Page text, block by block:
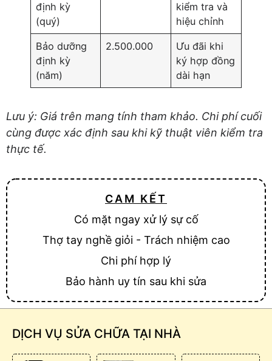
định kỳ
(quý)
kiểm tra và
hiệu chỉnh
Bảo dưỡng
định kỳ
(năm)
2.500.000
Ưu đãi khi
ký hợp đồng
dài hạn
Lưu ý: Giá trên mang tính tham khảo. Chi phí cuối
cùng được xác định sau khi kỹ thuật viên kiểm tra
thực tế.
CAM KẾT
Có mặt ngay xử lý sự cố
Thợ tay nghề giỏi - Trách nhiệm cao
Chi phí hợp lý
Bảo hành uy tín sau khi sửa
DỊCH VỤ SỬA CHỮA TẠI NHÀ